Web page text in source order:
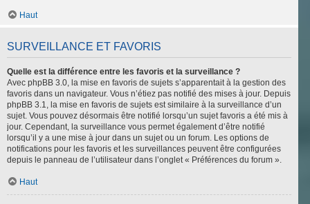
Haut
SURVEILLANCE ET FAVORIS
Quelle est la différence entre les favoris et la surveillance ?
Avec phpBB 3.0, la mise en favoris de sujets s’apparentait à la gestion des
favoris dans un navigateur. Vous n’étiez pas notifié des mises à jour. Depuis
phpBB 3.1, la mise en favoris de sujets est similaire à la surveillance d’un
sujet. Vous pouvez désormais être notifié lorsqu’un sujet favoris a été mis à
jour. Cependant, la surveillance vous permet également d’être notifié
lorsqu’il y a une mise à jour dans un sujet ou un forum. Les options de
notifications pour les favoris et les surveillances peuvent être configurées
depuis le panneau de l’utilisateur dans l’onglet « Préférences du forum ».
Haut